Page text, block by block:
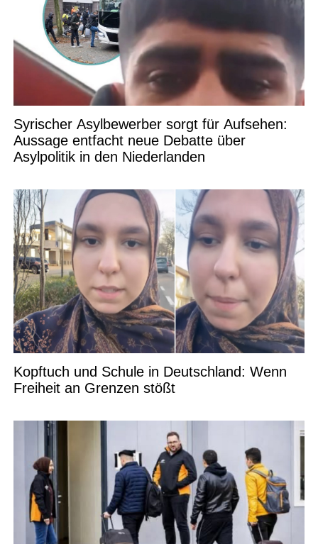
Syrischer Asylbewerber sorgt für Aufsehen:
Aussage entfacht neue Debatte über
Asylpolitik in den Niederlanden
Kopftuch und Schule in Deutschland: Wenn
Freiheit an Grenzen stößt